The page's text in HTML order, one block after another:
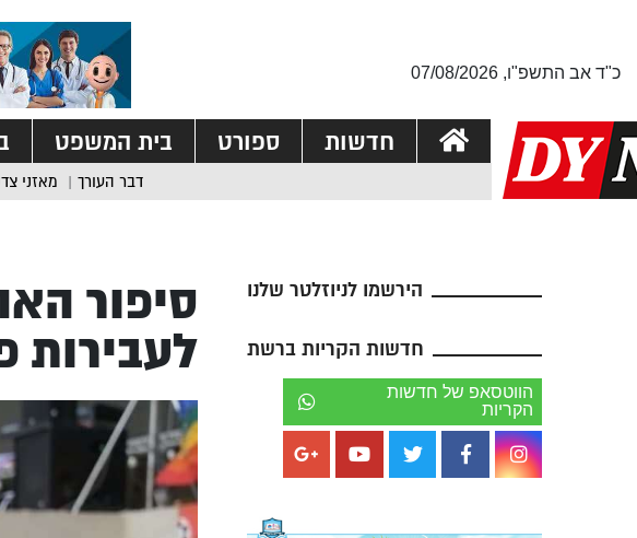
כ"ד אב התשפ"ו, 07/08/2026
חדשות ספורט בית המשפט
דבר העורך מאזני
הירשמו לניוזלטר שלנו
חדשות הקריות ברשת
הווטסאפ של חדשות
הקריות
סיפור
לעבירות